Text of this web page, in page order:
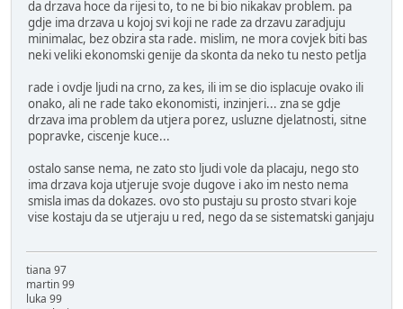
da drzava hoce da rijesi to, to ne bi bio nikakav problem. pa
gdje ima drzava u kojoj svi koji ne rade za drzavu zaradjuju
minimalac, bez obzira sta rade. mislim, ne mora covjek biti bas
neki veliki ekonomski genije da skonta da neko tu nesto petlja
rade i ovdje ljudi na crno, za kes, ili im se dio isplacuje ovako ili
onako, ali ne rade tako ekonomisti, inzinjeri... zna se gdje
drzava ima problem da utjera porez, usluzne djelatnosti, sitne
popravke, ciscenje kuce...
ostalo sanse nema, ne zato sto ljudi vole da placaju, nego sto
ima drzava koja utjeruje svoje dugove i ako im nesto nema
smisla imas da dokazes. ovo sto pustaju su prosto stvari koje
vise kostaju da se utjeraju u red, nego da se sistematski ganjaju
tiana 97
martin 99
luka 99